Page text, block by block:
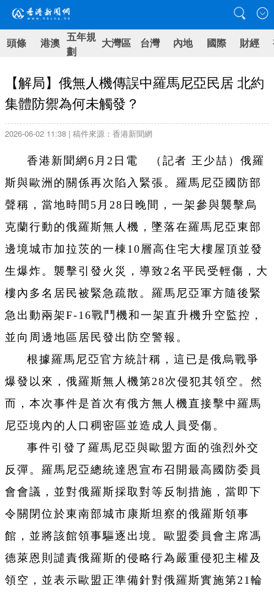
頭條 港澳 五年規
劃
大灣區 台灣 內地 國際 財經
【解局】俄無人機傳誤中羅馬尼亞民居 北約
集體防禦為何未觸發？
2026-06-02 11:38 | 稿件來源：香港新聞網
香港新聞網6月2日電 （記者 王少喆）俄羅
斯與歐洲的關係再次陷入緊張。羅馬尼亞國防部
聲稱，當地時間5月28日晚間，一架參與襲擊烏
克蘭行動的俄羅斯無人機，墜落在羅馬尼亞東部
邊境城市加拉茨的一棟10層高住宅大樓屋頂並發
生爆炸。襲擊引發火災，導致2名平民受輕傷，大
樓內多名居民被緊急疏散。羅馬尼亞軍方隨後緊
急出動兩架F-16戰鬥機和一架直升機升空監控，
並向周邊地區居民發出防空警報。
根據羅馬尼亞官方統計稱，這已是俄烏戰爭
爆發以來，俄羅斯無人機第28次侵犯其領空。然
而，本次事件是首次有俄方無人機直接擊中羅馬
尼亞境內的人口稠密區並造成人員受傷。
事件引發了羅馬尼亞與歐盟方面的強烈外交
反彈。羅馬尼亞總統達恩宣布召開最高國防委員
會會議，並對俄羅斯採取對等反制措施，當即下
令關閉位於東南部城市康斯坦察的俄羅斯領事
館，並將該館領事驅逐出境。歐盟委員會主席馮
德萊恩則譴責俄羅斯的侵略行為嚴重侵犯主權及
領空，並表示歐盟正準備針對俄羅斯實施第21輪